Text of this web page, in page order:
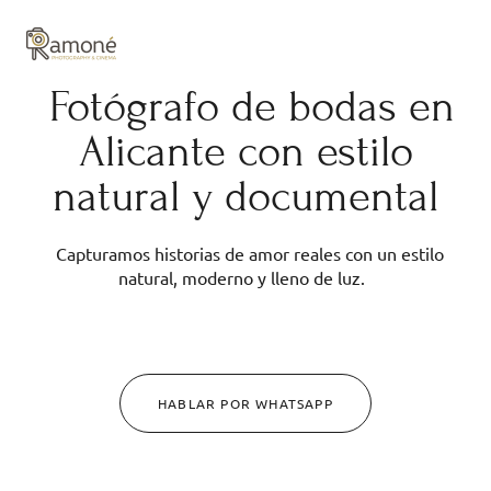
Fotógrafo de bodas en
Alicante con estilo
natural y documental
Capturamos historias de amor reales con un estilo
natural, moderno y lleno de luz.
HABLAR POR WHATSAPP